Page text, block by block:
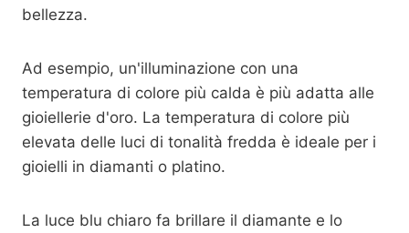
bellezza.
Ad esempio, un'illuminazione con una
temperatura di colore più calda è più adatta alle
gioiellerie d'oro. La temperatura di colore più
elevata delle luci di tonalità fredda è ideale per i
gioielli in diamanti o platino.
La luce blu chiaro fa brillare il diamante e lo